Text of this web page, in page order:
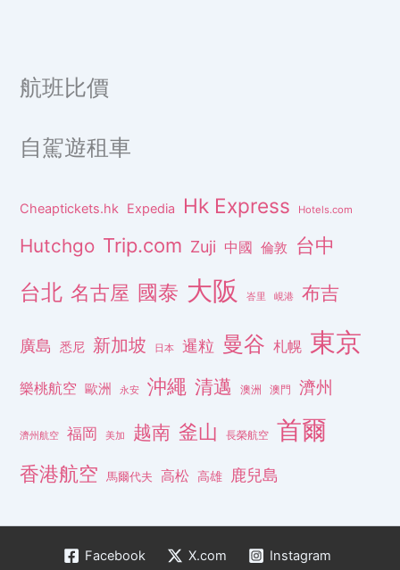
航班比價
自駕遊租車
Cheaptickets.hk Expedia Hk Express Hotels.com
Hutchgo Trip.com Zuji 中國 倫敦 台中
台北 名古屋 國泰 大阪 峇里 峴港 布吉
廣島 悉尼 新加坡 日本 暹粒 曼谷 札幌 東京
樂桃航空 歐洲 永安 沖繩 清邁 澳洲 澳門 濟州
濟州航空 福岡 美加 越南 釜山 長榮航空 首爾
香港航空 馬爾代夫 高松 高雄 鹿兒島
Facebook X.com
Instagram